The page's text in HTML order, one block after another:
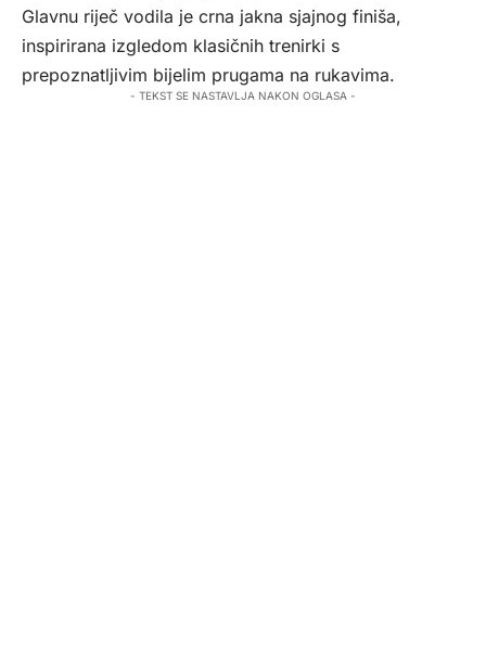
Glavnu riječ vodila je crna jakna sjajnog finiša,
inspirirana izgledom klasičnih trenirki s
prepoznatljivim bijelim prugama na rukavima.
- TEKST SE NASTAVLJA NAKON OGLASA -